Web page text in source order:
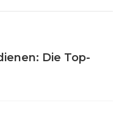
Die Top-